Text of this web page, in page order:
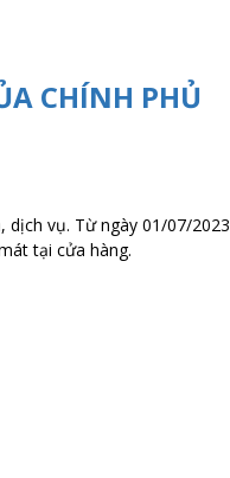
CHÍNH PHỦ
dịch vụ. Từ ngày 01/07/2023
tại cửa hàng.